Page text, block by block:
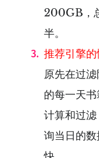
200GB，
半。
推荐引擎
原先在过
的每一天书
计算和过
询当日的